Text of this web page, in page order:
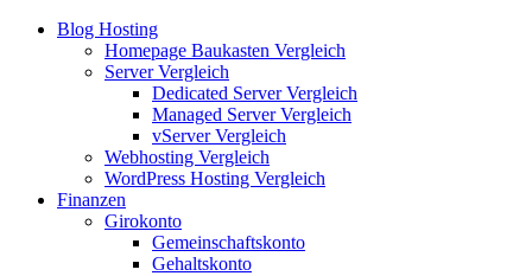
Blog Hosting
Homepage Baukasten Vergleich
Server Vergleich
Dedicated Server Vergleich
Managed Server Vergleich
vServer Vergleich
Webhosting Vergleich
WordPress Hosting Vergleich
Finanzen
Girokonto
Gemeinschaftskonto
Gehaltskonto